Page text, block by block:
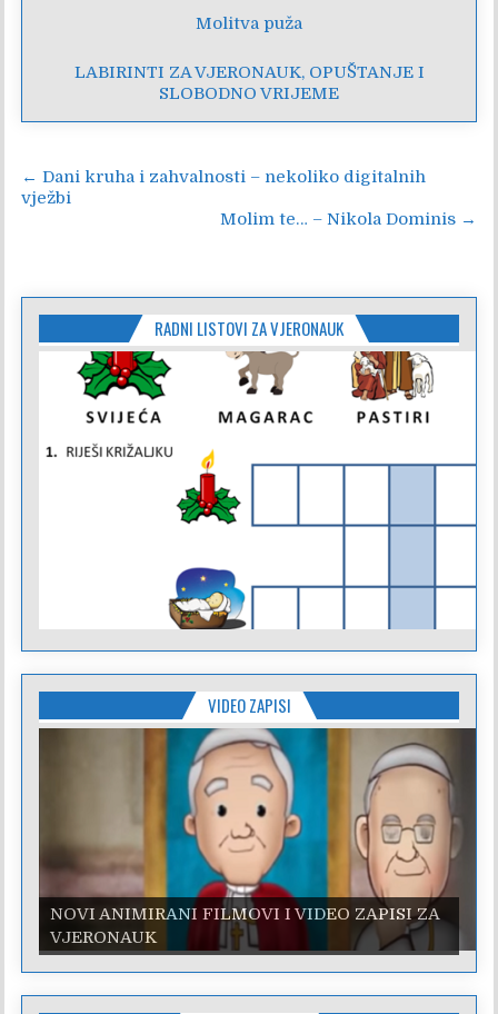
Molitva puža
LABIRINTI ZA VJERONAUK, OPUŠTANJE I
SLOBODNO VRIJEME
Navigacija
objava
← Dani kruha i zahvalnosti – nekoliko digitalnih
vježbi
Molim te… – Nikola Dominis →
RADNI LISTOVI ZA VJERONAUK
VIDEO ZAPISI
NOVI ANIMIRANI FILMOVI I VIDEO ZAPISI ZA
VJERONAUK
NOVI ANIMIRANI FILMOVI I VIDEO ZAPISI ZA
VJERONAUK